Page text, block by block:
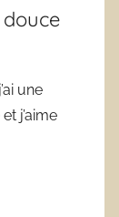
une
j’aime